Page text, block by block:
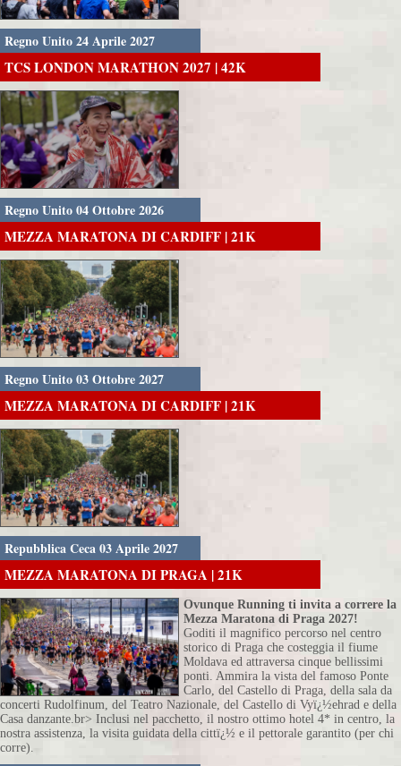
Regno Unito 24 Aprile 2027
TCS LONDON MARATHON 2027 | 42K
Regno Unito 04 Ottobre 2026
MEZZA MARATONA DI CARDIFF | 21K
Regno Unito 03 Ottobre 2027
MEZZA MARATONA DI CARDIFF | 21K
Repubblica Ceca 03 Aprile 2027
MEZZA MARATONA DI PRAGA | 21K
Ovunque Running ti invita a correre la
Mezza Maratona di Praga 2027!
Goditi il magnifico percorso nel centro
storico di Praga che costeggia il fiume
Moldava ed attraversa cinque bellissimi
ponti. Ammira la vista del famoso Ponte
Carlo, del Castello di Praga, della sala da
concerti Rudolfinum, del Teatro Nazionale, del Castello di Vyï¿½ehrad e della
Casa danzante.br> Inclusi nel pacchetto, il nostro ottimo hotel 4* in centro, la
nostra assistenza, la visita guidata della cittï¿½ e il pettorale garantito (per chi
corre).